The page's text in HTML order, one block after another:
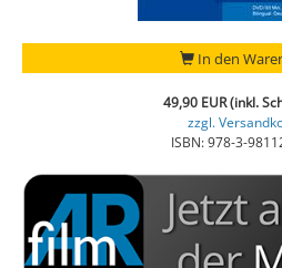
In den
49,90 EUR (inkl.
zzgl.
ISBN: 978-3-